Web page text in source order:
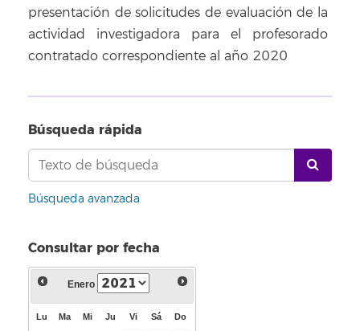
presentación de solicitudes de evaluación de la
actividad investigadora para el profesorado
contratado correspondiente al año 2020
Búsqueda rápida
Búsqueda avanzada
Consultar por fecha
Enero
Lu Ma Mi Ju Vi Sá Do